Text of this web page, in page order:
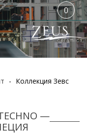
0
- Коллекция Зевс
—